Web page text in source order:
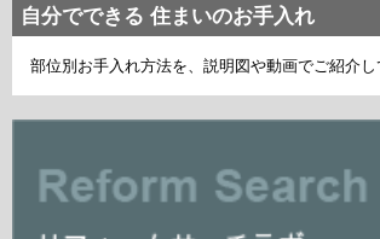
自分でできる 住まいのお手入れ
部位別お手入れ方法を、説明図や動画でご紹介し